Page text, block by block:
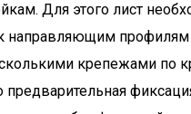
Для этого лист
направляющим
крепежами по
предварительная